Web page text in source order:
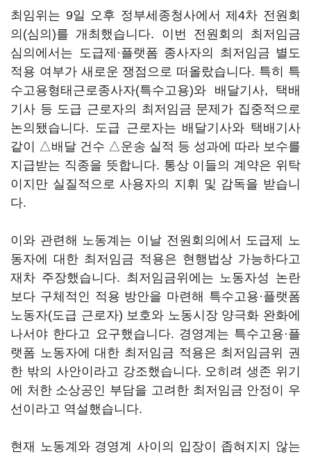
최임위는 9일 오후 정부세종청사에서 제4차 전원회
의(심의)를 개최했습니다. 이번 전원회의 최저임금
심의에서는 도급제·플랫폼 종사자의 최저임금 별도
적용 여부가 새로운 쟁점으로 떠올랐습니다. 특히 특
수고용형태근로종사자(특수고용)와 배달기사, 택배
기사 등 도급 근로자의 최저임금 문제가 집중적으로
논의됐습니다. 도급 근로자는 배달기사와 택배기사
같이 △배달 건수 △운송 실적 등 성과에 따라 보수를
지급받는 직종을 뜻합니다. 통상 이들의 계약은 위탁
이지만 실질적으로 사용자의 지휘 및 감독을 받습니
다.
이와 관련해 노동계는 이날 전원회의에서 도급제 노
동자에 대한 최저임금 적용은 현행법상 가능하다고
재차 주장했습니다. 최저임금위에는 노동자성 논란
보다 구체적인 적용 방안을 마련해 특수고용·플랫폼
노동자(도급 근로자) 보호와 노동시장 양극화 완화에
나서야 한다고 요구했습니다. 경영계는 특수고용·플
랫폼 노동자에 대한 최저임금 적용은 최저임금위 권
한 밖의 사안이라고 강조했습니다. 오히려 생존 위기
에 처한 소상공인 부담을 고려한 최저임금 안정이 우
선이라고 역설했습니다.
현재 노동계와 경영계 사이의 입장이 좁혀지지 않는